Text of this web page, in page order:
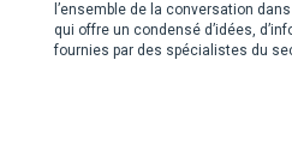
l’ensemble de la conversation
qui offre un condensé d’idées,
fournies par des spécialistes du